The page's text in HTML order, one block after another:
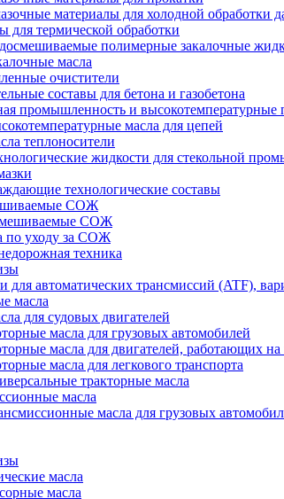
материалы для холодной обработки
для термической обработки
полимерные закалочные
масла
очистители
составы для бетона и газобетона
промышленность и высокотемпературные
масла для цепей
теплоносители
жидкости для стекольной
технологические составы
СОЖ
СОЖ
по уходу за СОЖ
техника
для автоматических трансмиссий (ATF),
масла
для судовых двигателей
масла для грузовых автомобилей
масла для двигателей, работающих на
масла для легкового транспорта
тракторные масла
масла
масла для грузовых
масла
масла